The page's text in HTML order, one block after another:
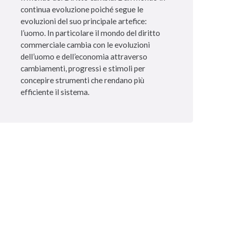
continua evoluzione poiché segue le
evoluzioni del suo principale artefice:
l’uomo. In particolare il mondo del diritto
commerciale cambia con le evoluzioni
dell’uomo e dell’economia attraverso
cambiamenti, progressi e stimoli per
concepire strumenti che rendano più
efficiente il sistema.